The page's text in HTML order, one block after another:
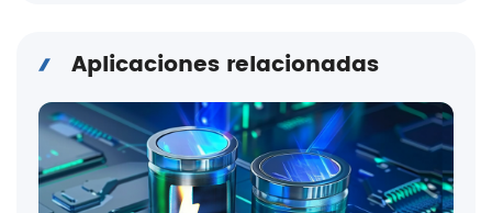
Aplicaciones relacionadas